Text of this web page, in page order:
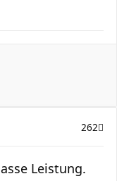
262
Leistung.